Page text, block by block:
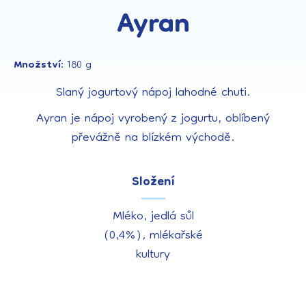
Ayran
Množství:180 g
Slaný jogurtový nápoj lahodné chuti.
Ayran je nápoj vyrobený z jogurtu, oblíbený
převážně na blízkém východě.
Složení
Mléko, jedlá sůl
(0,4%), mlékařské
kultury